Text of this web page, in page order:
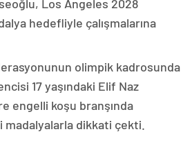
Los Angeles 2028
hedefliyle çalışmalarına
olimpik kadrosunda
17 yaşındaki Elif Naz
engelli koşu branşında
madalyalarla dikkati çekti.